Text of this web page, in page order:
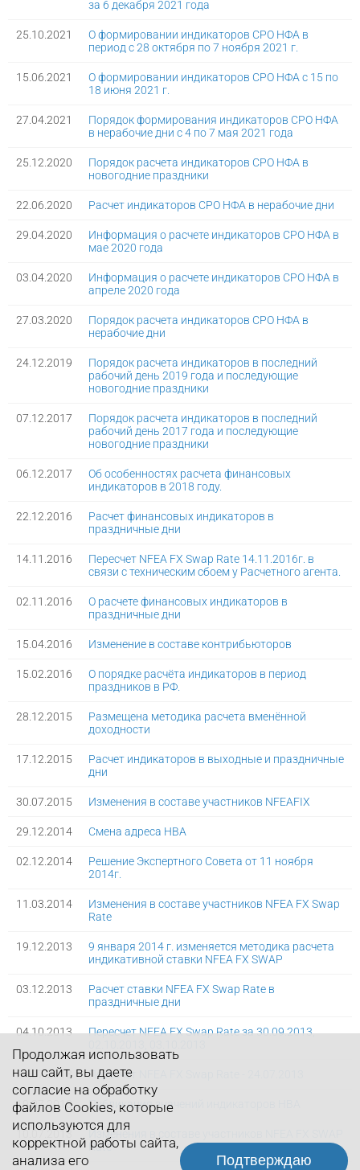
за 6 декабря 2021 года
25.10.2021
О формировании индикаторов СРО НФА в
период с 28 октября по 7 ноября 2021 г.
15.06.2021
О формировании индикаторов СРО НФА с 15 по
18 июня 2021 г.
27.04.2021
Порядок формирования индикаторов СРО НФА
в нерабочие дни с 4 по 7 мая 2021 года
25.12.2020
Порядок расчета индикаторов СРО НФА в
новогодние праздники
22.06.2020 Расчет индикаторов СРО НФА в нерабочие дни
29.04.2020
Информация о расчете индикаторов СРО НФА в
мае 2020 года
03.04.2020
Информация о расчете индикаторов СРО НФА в
апреле 2020 года
27.03.2020
Порядок расчета индикаторов СРО НФА в
нерабочие дни
24.12.2019
Порядок расчета индикаторов в последний
рабочий день 2019 года и последующие
новогодние праздники
07.12.2017
Порядок расчета индикаторов в последний
рабочий день 2017 года и последующие
новогодние праздники
06.12.2017
Об особенностях расчета финансовых
индикаторов в 2018 году.
22.12.2016
Расчет финансовых индикаторов в
праздничные дни
14.11.2016
Пересчет NFEA FX Swap Rate 14.11.2016г. в
связи с техническим сбоем у Расчетного агента.
02.11.2016
О расчете финансовых индикаторов в
праздничные дни
15.04.2016 Изменение в составе контрибьюторов
15.02.2016
О порядке расчёта индикаторов в период
праздников в РФ.
28.12.2015
Размещена методика расчета вменённой
доходности
17.12.2015
Расчет индикаторов в выходные и праздничные
дни
30.07.2015 Изменения в составе участников NFEAFIX
29.12.2014 Смена адреса НВА
02.12.2014
Решение Экспертного Совета от 11 ноября
2014г.
11.03.2014
Изменения в составе участников NFEA FX Swap
Rate
19.12.2013
9 января 2014 г. изменяется методика расчета
индикативной ставки NFEA FX SWAP
03.12.2013
Расчет ставки NFEA FX Swap Rate в
праздничные дни
04.10.2013
Пересчет NFEA FX Swap Rate за 30.09.2013,
24.07.2013 Пересчет NFEA FX Swap Rate - 24.07.2013
19.07.2013 Публикация значений индикаторов НВА
10.07.2013
Изменения в составе участников NFEA FX SWAP
Rate
Продолжая использовать
наш сайт, вы даете
согласие на обработку
файлов Cookies, которые
используются для
корректной работы сайта,
анализа его
Подтверждаю